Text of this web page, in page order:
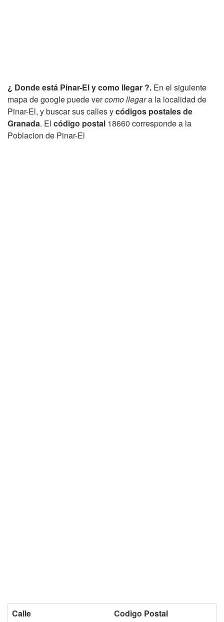
¿ Donde está Pinar-El y como llegar ?. En el siguiente
mapa de google puede vercomo llegara la localidad de
Pinar-El, y buscar sus calles ycódigos postales de
Granada. El código postal 18660 corresponde a la
Poblacion de Pinar-El
Calle Codigo Postal